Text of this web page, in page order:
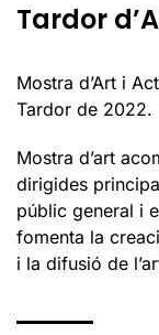
Tardor
Mostra d’Art i
Tardor de 2022.
Mostra d’art
dirigides
públic general i
fomenta la
i la difusió de